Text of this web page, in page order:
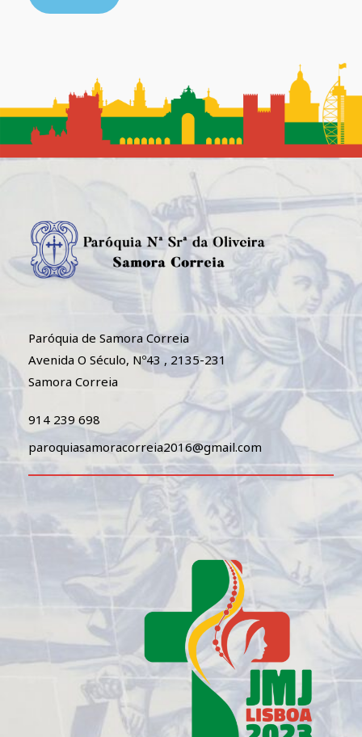
Paróquia de Samora Correia
Avenida O Século, Nº43 , 2135-231
Samora Correia
914 239 698
paroquiasamoracorreia2016@gmail.com